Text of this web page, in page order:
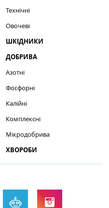
Технічні
Овочеві
ШКІДНИКИ
ДОБРИВА
Азотні
Фосфорні
Калійні
Комплексні
Мікродобрива
ХВОРОБИ